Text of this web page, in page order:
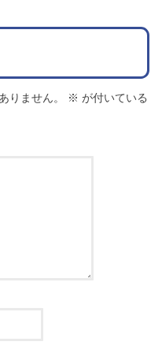
りません。 ※ が付いている